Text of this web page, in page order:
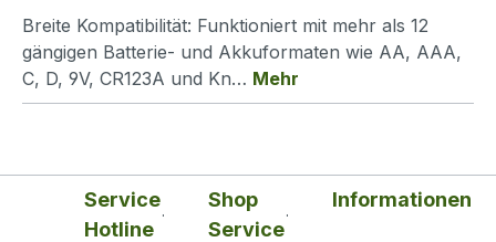
Breite Kompatibilität: Funktioniert mit mehr als 12
gängigen Batterie- und Akkuformaten wie AA, AAA,
C, D, 9V, CR123A und Kn… Mehr
Service
Hotline
Shop
Service
Informationen